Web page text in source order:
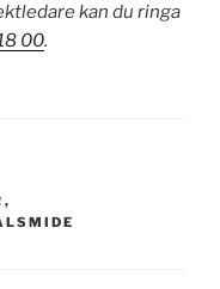
kan du ringa
00.
,